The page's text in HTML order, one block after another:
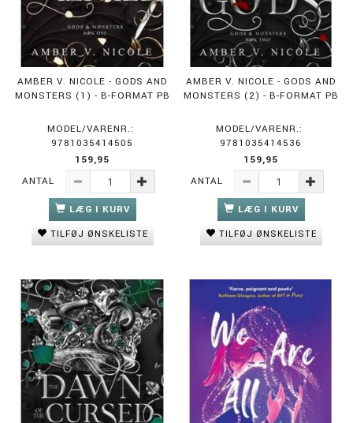
AMBER V. NICOLE - GODS AND
MONSTERS (1) - B-FORMAT PB
MODEL/VARENR.:
9781035414505
159,95
ANTAL
LÆG I KURV
TILFØJ ØNSKELISTE
AMBER V. NICOLE - GODS AND
MONSTERS (2) - B-FORMAT PB
MODEL/VARENR.:
9781035414536
159,95
ANTAL
LÆG I KURV
TILFØJ ØNSKELISTE